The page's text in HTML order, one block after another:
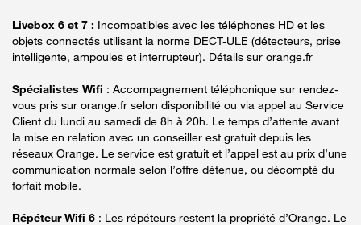
Livebox 6 et 7 : Incompatibles avec les téléphones HD et les
objets connectés utilisant la norme DECT-ULE (détecteurs, prise
intelligente, ampoules et interrupteur). Détails sur orange.fr
Spécialistes Wifi : Accompagnement téléphonique sur rendez-
vous pris sur orange.fr selon disponibilité ou via appel au Service
Client du lundi au samedi de 8h à 20h. Le temps d’attente avant
la mise en relation avec un conseiller est gratuit depuis les
réseaux Orange. Le service est gratuit et l’appel est au prix d’une
communication normale selon l’offre détenue, ou décompté du
forfait mobile.
Répéteur Wifi 6 : Les répéteurs restent la propriété d’Orange. Le